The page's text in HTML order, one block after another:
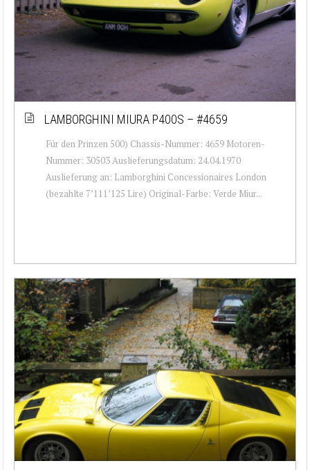
LAMBORGHINI MIURA P400S – #4659
Für den Prinzen 500) Chassis-Nummer: 4659 Motoren-
Nummer: 30503 Auslieferungsdatum: 24.04.1970
Auslieferung an: Lamborghini Concessionaires London
(bezahlte 7’111’125 Lire) Original-Farbe: Verde Miur...